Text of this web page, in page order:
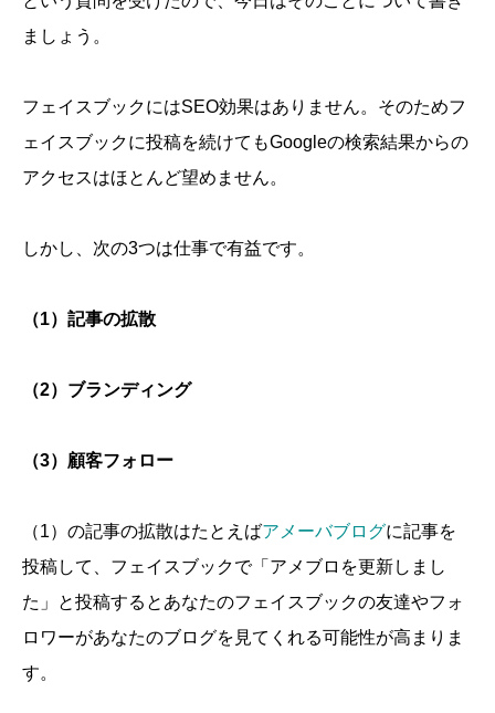
ましょう。
フェイスブックにはSEO効果はありません。そのためフ
ェイスブックに投稿を続けてもGoogleの検索結果からの
アクセスはほとんど望めません。
しかし、次の3つは仕事で有益です。
（1）記事の拡散
（2）ブランディング
（3）顧客フォロー
（1）の記事の拡散はたとえばアメーバブログに記事を
投稿して、フェイスブックで「アメブロを更新しまし
た」と投稿するとあなたのフェイスブックの友達やフォ
ロワーがあなたのブログを見てくれる可能性が高まりま
す。